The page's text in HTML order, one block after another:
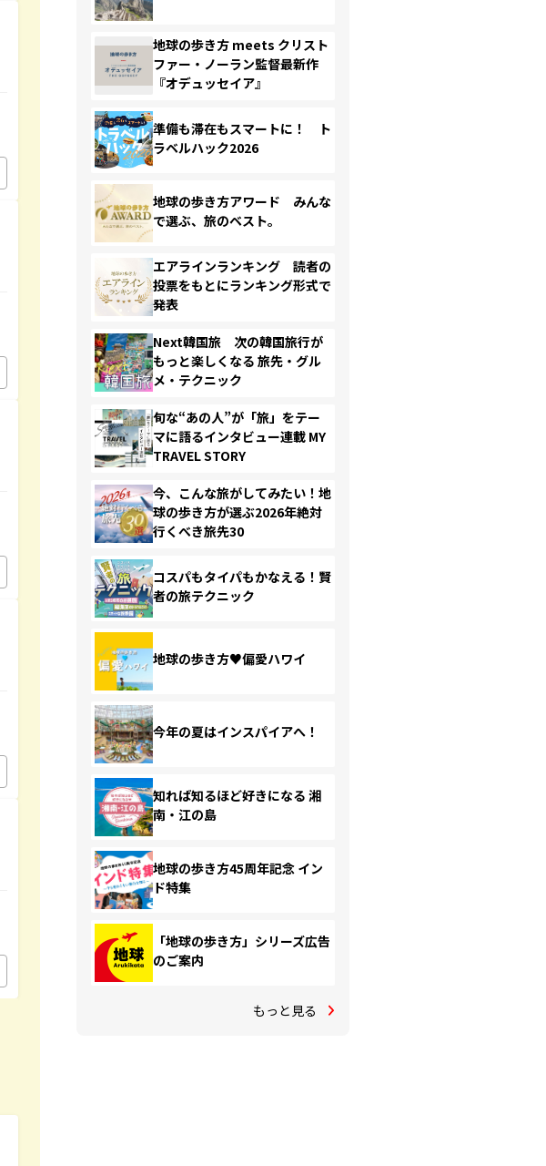
地球の歩き方 meets クリスト
ファー・ノーラン監督最新作
『オデュッセイア』
準備も滞在もスマートに！ ト
ラベルハック2026
地球の歩き方アワード みんな
で選ぶ、旅のベスト。
エアラインランキング 読者の
投票をもとにランキング形式で
発表
Next韓国旅 次の韓国旅行が
もっと楽しくなる 旅先・グル
メ・テクニック
旬な“あの人”が「旅」をテー
マに語るインタビュー連載 MY
TRAVEL STORY
今、こんな旅がしてみたい！地
球の歩き方が選ぶ2026年絶対
行くべき旅先30
コスパもタイパもかなえる！賢
者の旅テクニック
地球の歩き方♥偏愛ハワイ
今年の夏はインスパイアへ！
知れば知るほど好きになる 湘
南・江の島
地球の歩き方45周年記念 イン
ド特集
「地球の歩き方」シリーズ広告
のご案内
もっと見る